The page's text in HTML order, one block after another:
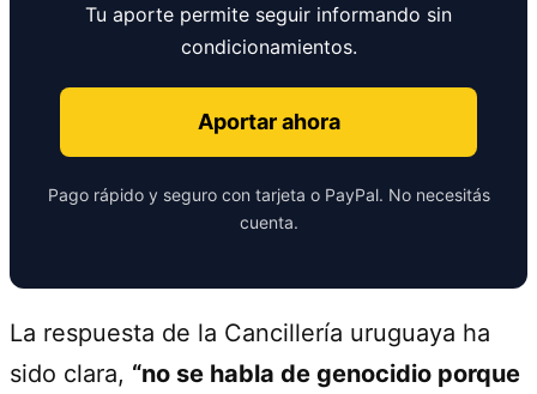
Tu aporte permite seguir informando sin
condicionamientos.
Aportar ahora
Pago rápido y seguro con tarjeta o PayPal. No necesitás
cuenta.
La respuesta de la Cancillería uruguaya ha
sido clara, “no se habla de genocidio porque